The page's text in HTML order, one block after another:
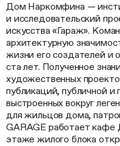
Дом Наркомфина —
и исследовательский
искусства «Гараж».
архитектурную
жизни его создателей и
ста лет. Полученное
художественных
публикаций, публичной
выстроенных вокруг
для жильцов дома,
GARAGE работает
этаже жилого блока